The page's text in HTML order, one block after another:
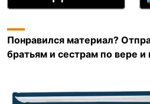
Понравился материал?
братьям и сестрам по вере и